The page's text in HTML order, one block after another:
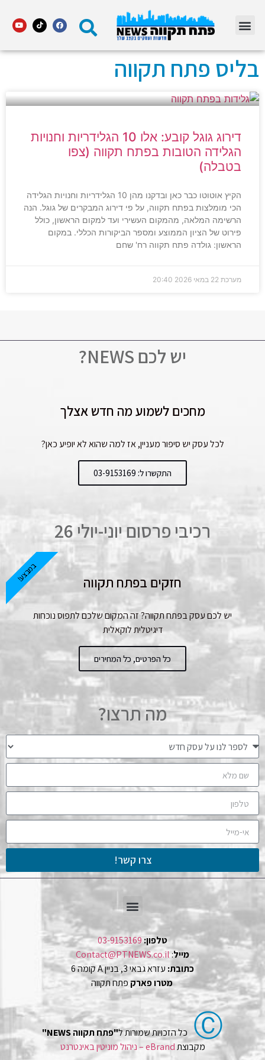
בליס פתח תקווה
דירוג גוגל קובע: אלו 10 הגלידריות וחנויות
הגלידה הטובות בפתח תקווה (צפו
בטבלה)
הקיץ אוטוטו כבר כאן ובדקנו מהן 10 הגלידריות וחנויות הגלידה
הכי מומלצות בפתח תקווה, על פי דירוג המבקרים של גוגל. הנה
הרשימה המלאה, מהמקום העשירי ועד למקום הראשון, כולל
פירוט של הציון הממוצע ומספר הביקורות הכללי. במקום
הראשון: גולדה פתח תקווה רח' שחם
מערכת 22 במאי 2026 20:40
יש לכם NEWS?
מחכים לשמוע מה חדש אצלך
לכל עסק יש סיפור מעניין, אז למה שהוא לא יופיע כאן?
התקשרו ל: 03-9153169
רכיבי פרסום יוני-יולי 26
חזקים בפתח תקווה
יש לכם עסק בפתח תקווה? זה המקום שלכם לתפוס נוכחות
דיגיטלית לוקאלית
כל הפרטים, כל המחירים
במבצע!
מה תרצו?
צרו קשר!
טלפון:03-9153169
מייל:
Contact@PTNEWS.co.il
כתובת: עזרא גבאי 3, בניין A קומה 6
מטרו פארק פתח תקווה
Ⓒ כל הזכויות שמורות ל"פתח תקווה NEWS"
מקבוצתeBrand – ניהול מוניטין באינטרנט